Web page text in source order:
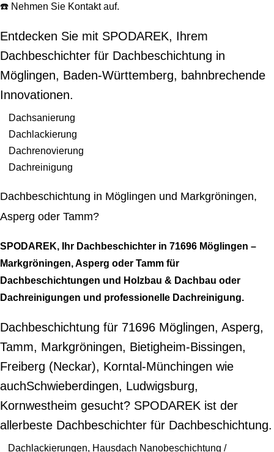
☎️ Nehmen Sie Kontakt auf.
Entdecken Sie mit SPODAREK, Ihrem
Dachbeschichter für Dachbeschichtung in
Möglingen, Baden-Württemberg, bahnbrechende
Innovationen.
Dachsanierung
Dachlackierung
Dachrenovierung
Dachreinigung
Dachbeschichtung in Möglingen und Markgröningen,
Asperg oder Tamm?
SPODAREK, Ihr Dachbeschichter in 71696 Möglingen –
Markgröningen, Asperg oder Tamm für
Dachbeschichtungen und Holzbau & Dachbau oder
Dachreinigungen und professionelle Dachreinigung.
Dachbeschichtung für 71696 Möglingen, Asperg,
Tamm, Markgröningen, Bietigheim-Bissingen,
Freiberg (Neckar), Korntal-Münchingen wie
auchSchwieberdingen, Ludwigsburg,
Kornwestheim gesucht? SPODAREK ist der
allerbeste Dachbeschichter für Dachbeschichtung.
Dachlackierungen, Hausdach Nanobeschichtung /